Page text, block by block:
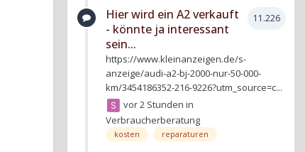
11.226
Hier wird ein A2 verkauft
- könnte ja interessant
sein...
https://www.kleinanzeigen.de/s-
anzeige/audi-a2-bj-2000-nur-50-000-
km/3454186352-216-9226?utm_source=c...
vor 2 Stunden in
Verbraucherberatung
kosten reparaturen